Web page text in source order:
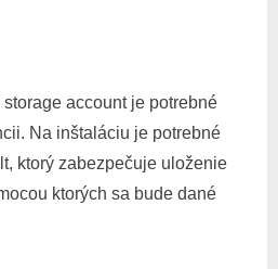
account je potrebné
Na inštaláciu je potrebné
ktorý zabezpečuje uloženie
ktorých sa bude dané